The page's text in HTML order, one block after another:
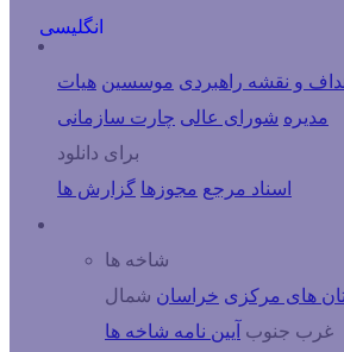
انگلیسی
و نقشه راهبردی موسسین هیات
مدیره شورای عالی چارت سازمانی
برای دانلود
اسناد مرجع مجوزها گزارش ها
شاخه ها
های مرکزی خراسان شمال
غرب جنوب آیین نامه شاخه ها